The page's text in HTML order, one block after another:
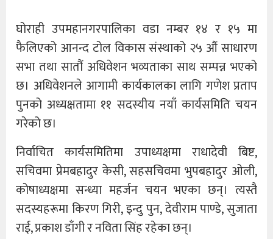
घोराही उपमहानगरपालिका वडा नम्बर १४ र १५ मा
फैलिएको आनन्द टोल विकास संस्थाको २५ औं साधारण
सभा तथा सातौं अधिवेशन भव्यताका साथ सम्पन्न भएको
छ। अधिवेशनले आगामी कार्यकालका लागि गणेश प्रताप
पुनको अध्यक्षतामा ११ सदस्यीय नयाँ कार्यसमिति चयन
गरेको छ।
निर्वाचित कार्यसमितिमा उपाध्यक्षमा राधादेवी बिष्ट,
सचिवमा प्रेमबहादुर केसी, सहसचिवमा भुपबहादुर ओली,
कोषाध्यक्षमा सन्ध्या महर्जन चयन भएका छन्। त्यस्तै
सदस्यहरूमा किरण गिरी, इन्दु पुन, देवीराम पाण्डे, सुजाता
राई, प्रकाश डाँगी र नविता सिंह रहेका छन्।